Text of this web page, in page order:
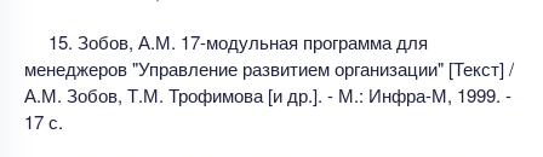
15. Зобов, А.М. 17-модульная программа для
менеджеров "Управление развитием организации" [Текст] /
А.М. Зобов, Т.М. Трофимова [и др.]. - М.: Инфра-М, 1999. -
17 с.